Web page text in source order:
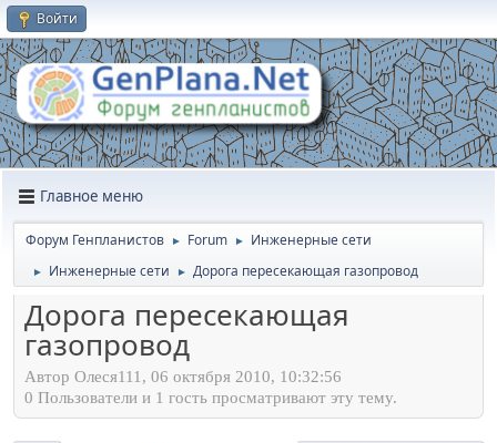
Войти
Главное меню
Форум Генпланистов ► Forum ► Инженерные сети
► Инженерные сети ► Дорога пересекающая газопровод
Дорога пересекающая
газопровод
Автор Олеся111, 06 октября 2010, 10:32:56
0 Пользователи и 1 гость просматривают эту тему.